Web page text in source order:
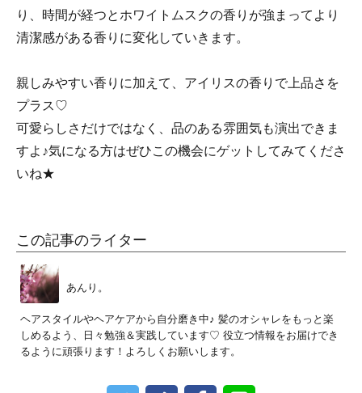
り、時間が経つとホワイトムスクの香りが強まってより
清潔感がある香りに変化していきます。
親しみやすい香りに加えて、アイリスの香りで上品さを
プラス♡
可愛らしさだけではなく、品のある雰囲気も演出できま
すよ♪気になる方はぜひこの機会にゲットしてみてくださ
いね★
この記事のライター
あんり。
ヘアスタイルやヘアケアから自分磨き中♪ 髪のオシャレをもっと楽
しめるよう、日々勉強＆実践しています♡ 役立つ情報をお届けでき
るように頑張ります！よろしくお願いします。